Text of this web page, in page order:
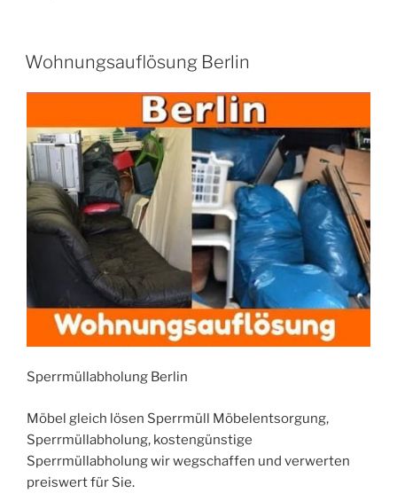
VERÖFFENTLICHT
AM
Wohnungsauflösung Berlin
Sperrmüllabholung Berlin
Möbel gleich lösen Sperrmüll Möbelentsorgung,
Sperrmüllabholung, kostengünstige
Sperrmüllabholung wir wegschaffen und verwerten
preiswert für Sie.